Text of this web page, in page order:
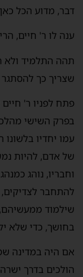
דבר, מדוע הכל
ענה לו ר' חיים,
תהה התלמיד ולא
שצריך כך
פתח לפניו ר'
בפרק השישי
עמו יחדיו
של אדם, להיות
וחבריו, נוהג
להתחבר
שילמוד
בחושך, כדי שלא
אם היה במדינה
הולכים בדרך